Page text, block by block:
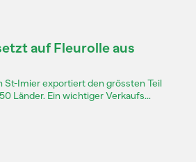
auf Fleurolle aus
St-Imier exportiert den grössten Teil
Länder. Ein wichtiger Verkaufs...